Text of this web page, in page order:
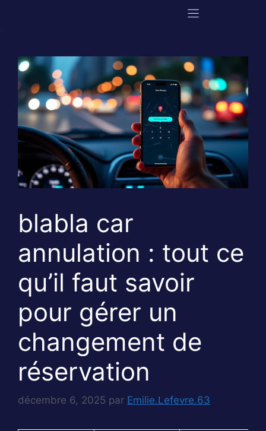
blabla car
annulation : tout ce
qu’il faut savoir
pour gérer un
changement de
réservation
décembre 6, 2025 par Emilie.Lefevre.63